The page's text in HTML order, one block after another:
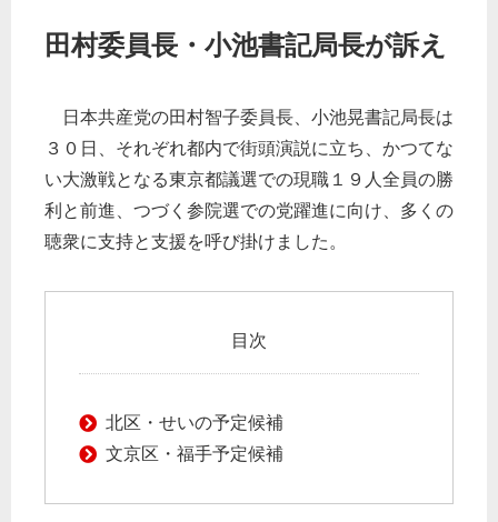
田村委員長・小池書記局長が訴え
日本共産党の田村智子委員長、小池晃書記局長は
３０日、それぞれ都内で街頭演説に立ち、かつてな
い大激戦となる東京都議選での現職１９人全員の勝
利と前進、つづく参院選での党躍進に向け、多くの
聴衆に支持と支援を呼び掛けました。
目次
北区・せいの予定候補
文京区・福手予定候補